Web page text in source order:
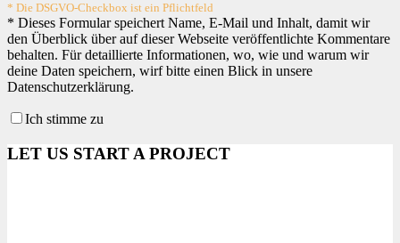
* Die DSGVO-Checkbox ist ein Pflichtfeld
* Dieses Formular speichert Name, E-Mail und Inhalt, damit wir
den Überblick über auf dieser Webseite veröffentlichte Kommentare
behalten. Für detaillierte Informationen, wo, wie und warum wir
deine Daten speichern, wirf bitte einen Blick in unsere
Datenschutzerklärung.
Ich stimme zu
LET US START A PROJECT